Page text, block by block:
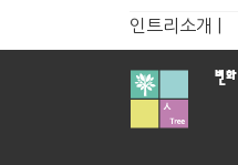
인트리소개 |